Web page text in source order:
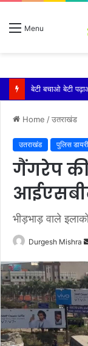
Menu
विशिष्ट पहचान
Home /उतराखंड
उतराखंड पुलिस डायरी
गैंगरेप
भीड़भाड़ वाले
Durgesh Mishra